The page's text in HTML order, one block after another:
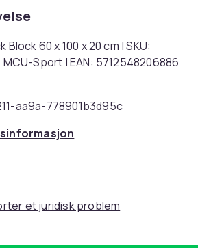
60 x 100 x 20 cm | SKU:
Sport | EAN: 5712548206886
aa9a-778901b3d95c
et juridisk problem